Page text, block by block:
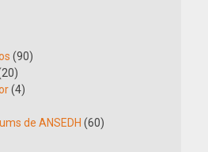
(90)
(4)
de ANSEDH (60)